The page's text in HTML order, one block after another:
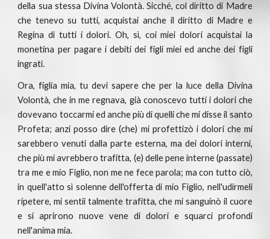
della sua stessa Divina Volontà. Sicché, col diritto di Madre
che tenevo su tutti, acquistai anche il diritto di Madre e
Regina di tutti i dolori. Oh, sì, coi miei dolori acquistai la
monetina per pagare i debiti dei figli miei ed anche dei figli
ingrati.
Ora, figlia mia, tu devi sapere che per la luce della Divina
Volontà, che in me regnava, già conoscevo tutti i dolori che
dovevano toccarmi ed anche più di quelli che mi disse il santo
Profeta; anzi posso dire (che) mi profettizò i dolori che mi
sarebbero venuti dalla parte esterna, ma dei dolori interni,
che più mi avrebbero trafitta, (e) delle pene interne (passate)
tra me e mio Figlio, non me ne fece parola; ma con tutto ciò,
in quell'atto sì solenne dell'offerta di mio Figlio, nell'udirmeli
ripetere, mi sentii talmente trafitta, che mi sanguinò il cuore
e si aprirono nuove vene di dolori e squarci profondi
nell'anima mia.